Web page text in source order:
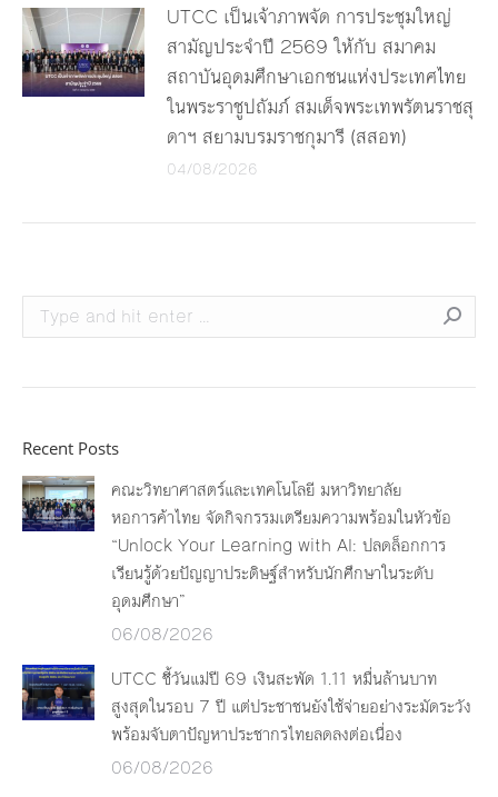
UTCC เป็นเจ้าภาพจัด การประชุมใหญ่
สามัญประจำปี 2569 ให้กับ สมาคม
สถาบันอุดมศึกษาเอกชนแห่งประเทศไทย
ในพระราชูปถัมภ์ สมเด็จพระเทพรัตนราชสุ
ดาฯ สยามบรมราชกุมารี (สสอท)
04/08/2026
Search:
Recent Posts
คณะวิทยาศาสตร์และเทคโนโลยี มหาวิทยาลัย
หอการค้าไทย จัดกิจกรรมเตรียมความพร้อมในหัวข้อ
“Unlock Your Learning with AI: ปลดล็อกการ
เรียนรู้ด้วยปัญญาประดิษฐ์สำหรับนักศึกษาในระดับ
อุดมศึกษา”
06/08/2026
UTCC ชี้วันแม่ปี 69 เงินสะพัด 1.11 หมื่นล้านบาท
สูงสุดในรอบ 7 ปี แต่ประชาชนยังใช้จ่ายอย่างระมัดระวัง
พร้อมจับตาปัญหาประชากรไทยลดลงต่อเนื่อง
06/08/2026